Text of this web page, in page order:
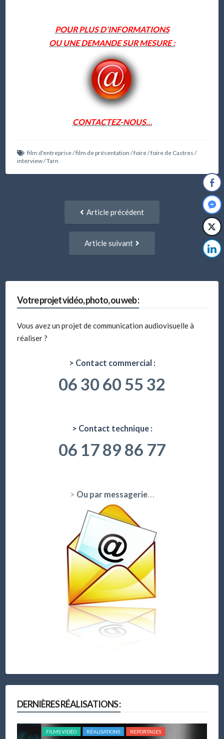
POUR PLUS D’INFORMATIONS
OU UNE DEMANDE SUR MESURE :
CONTACTEZ-NOUS…
film d'entreprise/film de présentation /foire/foire de Castres /
interview/Tarn
NavigationArticle précédent
Article suivant
Votre projet vidéo, photo, ou web :
Vous avez un projet de communication audiovisuelle à
réaliser ?
> Contact commercial :
06 30 60 55 32
> Contact technique :
06 17 89 86 77
> Ou par messagerie…
DERNIÈRES RÉALISATIONS :
FILMS VIDÉO RÉALISATIONS REPORTAGES